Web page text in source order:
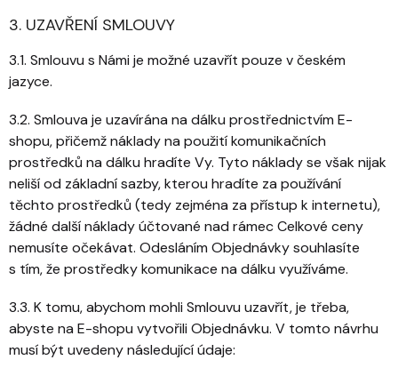
3. UZAVŘENÍ SMLOUVY
3.1. Smlouvu s Námi je možné uzavřít pouze v českém
jazyce.
3.2. Smlouva je uzavírána na dálku prostřednictvím E-
shopu, přičemž náklady na použití komunikačních
prostředků na dálku hradíte Vy. Tyto náklady se však nijak
neliší od základní sazby, kterou hradíte za používání
těchto prostředků (tedy zejména za přístup k internetu),
žádné další náklady účtované nad rámec Celkové ceny
nemusíte očekávat. Odesláním Objednávky souhlasíte
s tím, že prostředky komunikace na dálku využíváme.
3.3. K tomu, abychom mohli Smlouvu uzavřít, je třeba,
abyste na E-shopu vytvořili Objednávku. V tomto návrhu
musí být uvedeny následující údaje: